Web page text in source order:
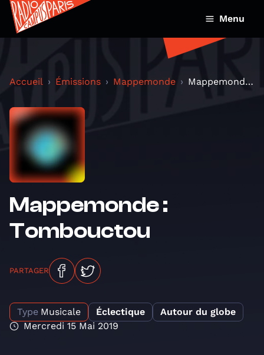
Menu
Accueil Émissions Mappemonde Mappemonde : Tombouctou
Mappemonde :
Tombouctou
PARTAGER
Type Musicale Éclectique
Autour du globe
Mercredi 15 Mai 2019